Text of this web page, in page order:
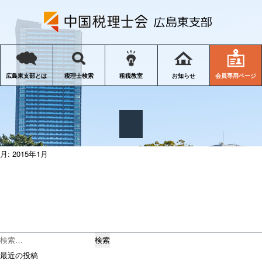
広島東支部とは 税理士検索 租税教室 お知らせ 会員専用ページ
月: 2015年1月
検
索:
最近の投稿